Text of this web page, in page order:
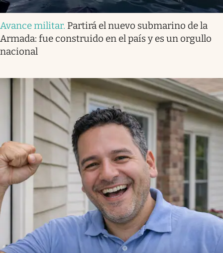
Avance militar. Partirá el nuevo submarino de la
Armada: fue construido en el país y es un orgullo
nacional